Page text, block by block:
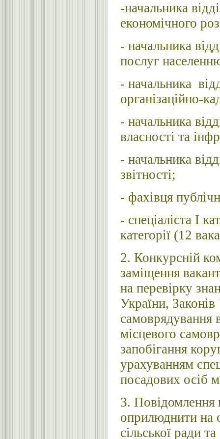
-начальника
економічного
- начальника
послуг
- начальника
організаційно-
- начальника
власності та
- начальника
звітності;
- фахівця
- спеціаліста І
категорії (12
2. Конкурсній
заміщення
на перевірку
України,
самоврядування
місцевого
запобігання
урахуванням
посадових осіб
3. Повідомлення
оприлюднити на
сільської ради